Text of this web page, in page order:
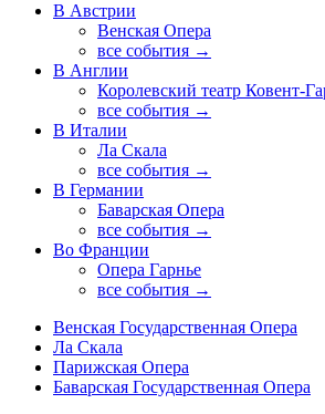
В Австрии
Венская Опера
все события →
В Англии
Королевский театр Ковент-
все события →
В Италии
Ла Скала
все события →
В Германии
Баварская Опера
все события →
Во Франции
Опера Гарнье
все события →
Венская Государственная Опера
Ла Скала
Парижская Опера
Баварская Государственная Опера